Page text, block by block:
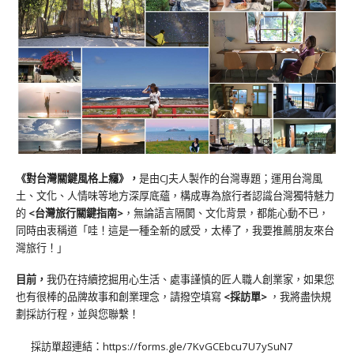
《對台灣關鍵風格上癮》 ， 是由CJ夫人製作的台灣專題；運用台灣風
土、文化、人情味等地方深厚底蘊，構成專為旅行者認識台灣獨特魅力
的 <台灣旅行關鍵指南> ，無論語言隔閡、文化背景，都能心動不已，
同時由衷稱道「哇！這是一種全新的感受，太棒了，我要推薦朋友來台
灣旅行！」
目前， 我仍在持續挖掘用心生活、處事謹慎的匠人職人創業家，如果您
也有很棒的品牌故事和創業理念，請撥空填寫 <採訪單> ，我將盡快規
劃採訪行程，並與您聯繫！
採訪單超連結： https://forms.gle/7KvGCEbcu7U7ySuN7